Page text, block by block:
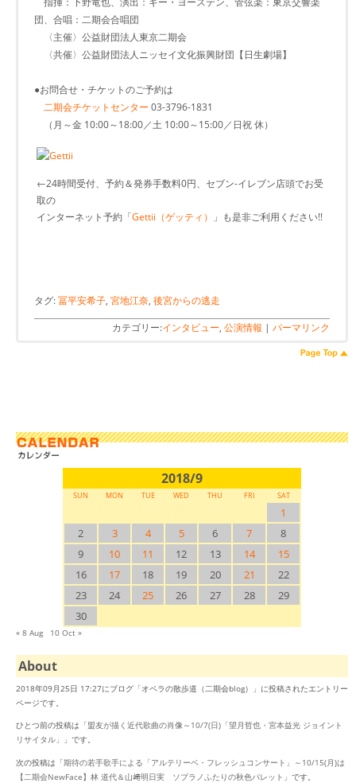
団、合唱：二期会合唱団
〈主催〉公益財団法人東京二期会
〈共催〉公益財団法人ニッセイ文化振興財団【日生劇場】
●お問合せ・チケットのご予約は
二期会チケットセンター 03-3796-1831
（月～金 10:00～18:00／土 10:00～15:00／日祝 休）
←24時間受付、予約＆発券手数料0円、セブン-イレブン店頭でお受
取の
インターネット予約「Gettii（ゲッティ） 」も是非ご利用ください!!
タグ:冨平安希子, 宮地江奈, 後宮からの逃走
カテゴリー:インタビュー, 公演情報 | パーマリンク
2018/9
SUN MON TUE WED THU FRI SAT
1
2
3 4 5 6 7
8
9
10 11 12 13 14
15
16
17 18 19 20 21
22
23
24 25 26 27 28
29
30
« 8 Aug 10 Oct »
About
2018年09月25日 17:27にブログ「オペラの散歩道（二期会blog）」に投稿されたエントリー
ページです。
ひとつ前の投稿は「盟友が描く近代歌曲の肖像～10/7(日)「望月哲也・宮本益光 ジョイント
リサイタル」
」です。
次の投稿は「期待の若手歌手による「アルテリーベ・フレッシュコンサート」～10/15(月)は
【二期会NewFace】林 道代＆山﨑明日実 ソプラノふたりの秋色パレット 」です。